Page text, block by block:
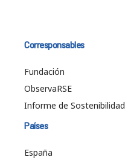
Corresponsables
Fundación
ObservaRSE
Informe de Sostenibilidad
Países
España